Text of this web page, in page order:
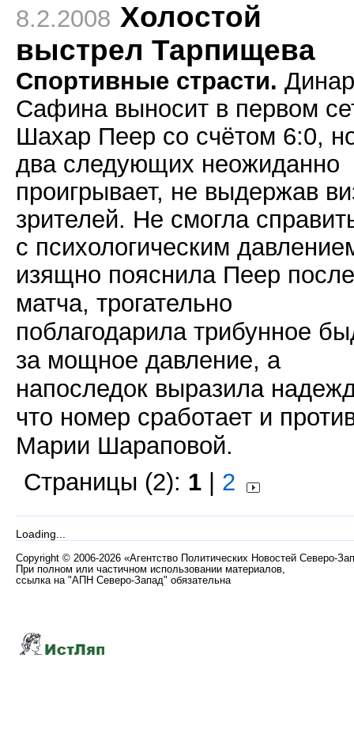
8.2.2008 Холостой
выстрел Тарпищева
Спортивные страсти.
Сафина выносит в первом
Шахар Пеер со счётом 6:0,
два следующих неожиданно
проигрывает, не выдержав
зрителей. Не смогла
с психологическим
изящно пояснилаПеер после
матча, трогательно
поблагодарила трибунное
за мощное давление, а
напоследок выразила
что номер сработает и
Марии Шараповой.
Страницы (2): 1 2
Loading...
Copyright © 2006-2026 «Агентство Политических Новостей Северо-
При полном или частичном использовании материалов,
ссылка на "АПН Северо-Запад" обязательна